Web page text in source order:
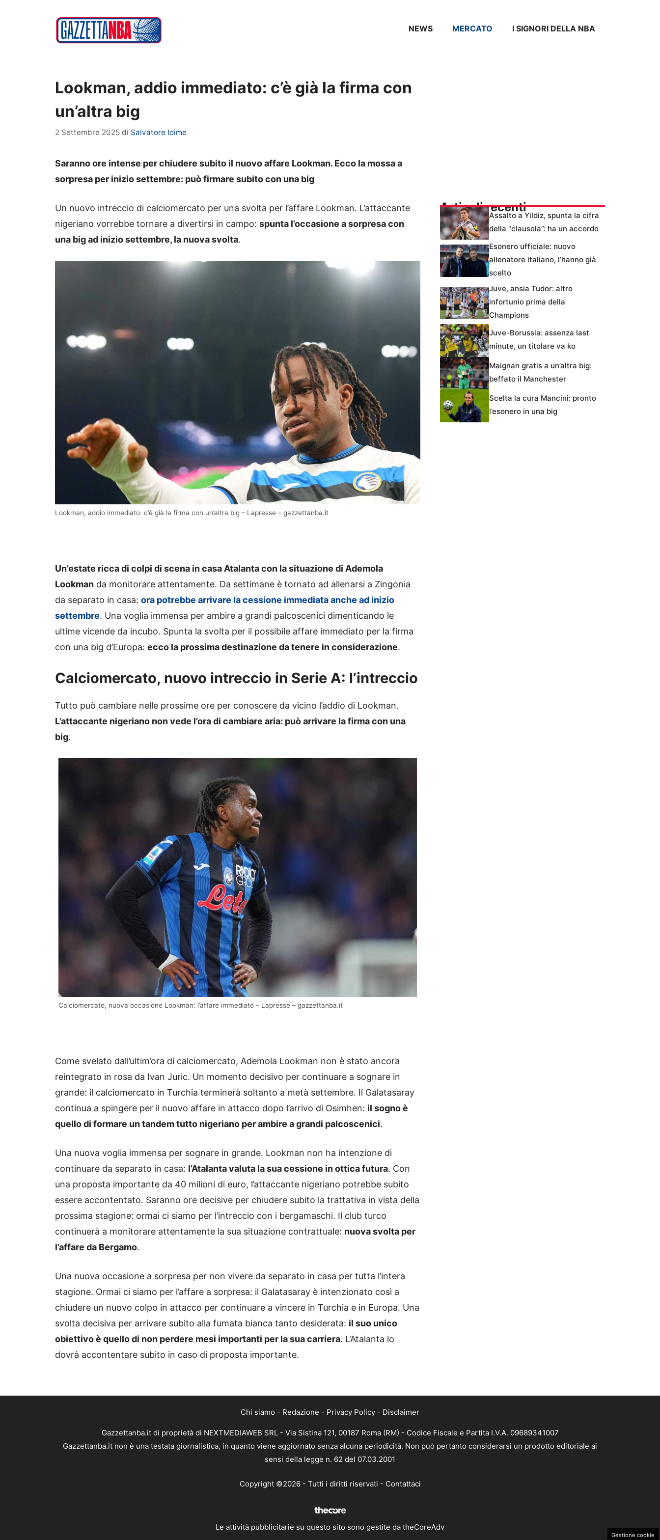
NEWS MERCATO I SIGNORI DELLA NBA
Lookman, addio immediato: c’è già la firma con
un’altra big
2 Settembre 2025 di Salvatore Ioime
Saranno ore intense per chiudere subito il nuovo affare Lookman. Ecco la mossa a
sorpresa per inizio settembre: può firmare subito con una big
Un nuovo intreccio di calciomercato per una svolta per l’affare Lookman. L’attaccante
nigeriano vorrebbe tornare a divertirsi in campo: spunta l’occasione a sorpresa con
una big ad inizio settembre, la nuova svolta.
Lookman, addio immediato: c’è già la firma con un’altra big – Lapresse – gazzettanba.it
Un’estate ricca di colpi di scena in casa Atalanta con la situazione di Ademola
Lookman da monitorare attentamente. Da settimane è tornato ad allenarsi a Zingonia
da separato in casa: ora potrebbe arrivare la cessione immediata anche ad inizio
settembre. Una voglia immensa per ambire a grandi palcoscenici dimenticando le
ultime vicende da incubo. Spunta la svolta per il possibile affare immediato per la firma
con una big d’Europa: ecco la prossima destinazione da tenere in considerazione.
Calciomercato, nuovo intreccio in Serie A: l’intreccio
Tutto può cambiare nelle prossime ore per conoscere da vicino l’addio di Lookman.
L’attaccante nigeriano non vede l’ora di cambiare aria: può arrivare la firma con una
big.
Calciomercato, nuova occasione Lookman: l’affare immediato – Lapresse – gazzettanba.it
Come svelato dall’ultim’ora di calciomercato, Ademola Lookman non è stato ancora
reintegrato in rosa da Ivan Juric. Un momento decisivo per continuare a sognare in
grande: il calciomercato in Turchia terminerà soltanto a metà settembre. Il Galatasaray
continua a spingere per il nuovo affare in attacco dopo l’arrivo di Osimhen: il sogno è
quello di formare un tandem tutto nigeriano per ambire a grandi palcoscenici.
Una nuova voglia immensa per sognare in grande. Lookman non ha intenzione di
continuare da separato in casa: l’Atalanta valuta la sua cessione in ottica futura. Con
una proposta importante da 40 milioni di euro, l’attaccante nigeriano potrebbe subito
essere accontentato. Saranno ore decisive per chiudere subito la trattativa in vista della
prossima stagione: ormai ci siamo per l’intreccio con i bergamaschi. Il club turco
continuerà a monitorare attentamente la sua situazione contrattuale: nuova svolta per
l’affare da Bergamo.
Una nuova occasione a sorpresa per non vivere da separato in casa per tutta l’intera
stagione. Ormai ci siamo per l’affare a sorpresa: il Galatasaray è intenzionato così a
chiudere un nuovo colpo in attacco per continuare a vincere in Turchia e in Europa. Una
svolta decisiva per arrivare subito alla fumata bianca tanto desiderata: il suo unico
obiettivo è quello di non perdere mesi importanti per la sua carriera. L’Atalanta lo
dovrà accontentare subito in caso di proposta importante.
Articoli recenti
Assalto a Yildiz, spunta la cifra
della “clausola”: ha un accordo
Esonero ufficiale: nuovo
allenatore italiano, l’hanno già
scelto
Juve, ansia Tudor: altro
infortunio prima della
Champions
Juve-Borussia: assenza last
minute, un titolare va ko
Maignan gratis a un’altra big:
beffato il Manchester
Scelta la cura Mancini: pronto
l’esonero in una big
Chi siamo - Redazione - Privacy Policy - Disclaimer
Gazzettanba.it di proprietà di NEXTMEDIAWEB SRL - Via Sistina 121, 00187 Roma (RM) - Codice Fiscale e Partita I.V.A. 09689341007
Gazzettanba.it non è una testata giornalistica, in quanto viene aggiornato senza alcuna periodicità. Non può pertanto considerarsi un prodotto editoriale ai
sensi della legge n. 62 del 07.03.2001
Copyright ©2026 - Tutti i diritti riservati - Contattaci
Le attività pubblicitarie su questo sito sono gestite da theCoreAdv
Gestione cookie